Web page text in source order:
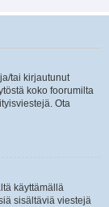
tai kirjautunut
koko foorumilta
Ota
käyttämällä
sisältäviä viestejä